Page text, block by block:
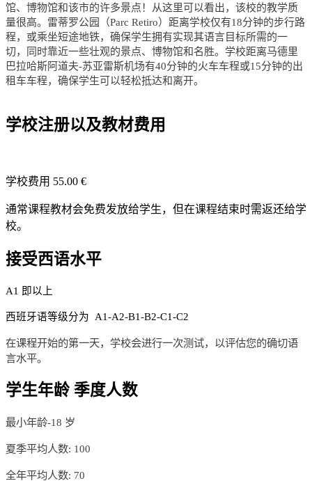
馆、博物馆和该市的许多景点！从这里可以看出，该校的教学质
量很高。雷蒂罗公园（Parc Retiro）距离学校仅有18分钟的步行路
程，或乘坐短途地铁，确保学生拥有实现其语言目标所需的一
切，同时靠近一些壮观的景点、博物馆和名胜。学校距离马德里
巴拉哈斯阿道夫-苏亚雷斯机场有40分钟的火车车程或15分钟的出
租车车程，确保学生可以轻松抵达和离开。
学校注册以及教材费用
学校费用 55.00 €
通常课程教材会免费发放给学生，但在课程结束时需返还给学
校。
接受西语水平
A1 即以上
西班牙语等级分为 A1-A2-B1-B2-C1-C2
在课程开始的第一天，学校会进行一次测试，以评估您的确切语
言水平。
学生年龄 季度人数
最小年龄-18 岁
夏季平均人数: 100
全年平均人数: 70